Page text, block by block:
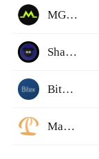
MGBX
ShadowSwap
Bitex.la
Manifest